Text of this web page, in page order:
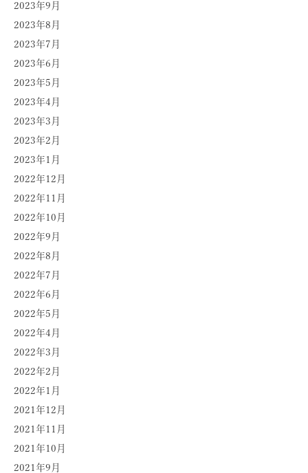
2023年9月
2023年8月
2023年7月
2023年6月
2023年5月
2023年4月
2023年3月
2023年2月
2023年1月
2022年12月
2022年11月
2022年10月
2022年9月
2022年8月
2022年7月
2022年6月
2022年5月
2022年4月
2022年3月
2022年2月
2022年1月
2021年12月
2021年11月
2021年10月
2021年9月